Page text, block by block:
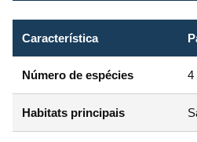
Característica
Número de espécies 4
Habitats principais